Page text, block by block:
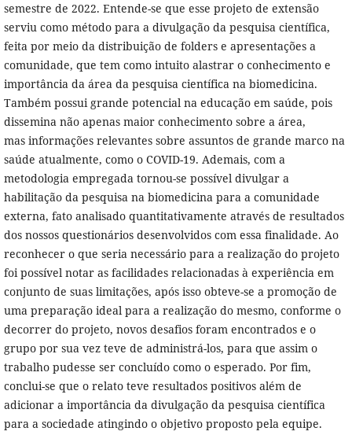
semestre de 2022. Entende-se que esse projeto de extensão
serviu como método para a divulgação da pesquisa científica,
feita por meio da distribuição de folders e apresentações a
comunidade, que tem como intuito alastrar o conhecimento e
importância da área da pesquisa científica na biomedicina.
Também possui grande potencial na educação em saúde, pois
dissemina não apenas maior conhecimento sobre a área,
mas informações relevantes sobre assuntos de grande marco na
saúde atualmente, como o COVID-19. Ademais, com a
metodologia empregada tornou-se possível divulgar a
habilitação da pesquisa na biomedicina para a comunidade
externa, fato analisado quantitativamente através de resultados
dos nossos questionários desenvolvidos com essa finalidade. Ao
reconhecer o que seria necessário para a realização do projeto
foi possível notar as facilidades relacionadas à experiência em
conjunto de suas limitações, após isso obteve-se a promoção de
uma preparação ideal para a realização do mesmo, conforme o
decorrer do projeto, novos desafios foram encontrados e o
grupo por sua vez teve de administrá-los, para que assim o
trabalho pudesse ser concluído como o esperado. Por fim,
conclui-se que o relato teve resultados positivos além de
adicionar a importância da divulgação da pesquisa científica
para a sociedade atingindo o objetivo proposto pela equipe.